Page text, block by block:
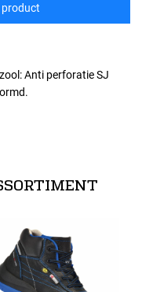
product
Anti perforatie SJ